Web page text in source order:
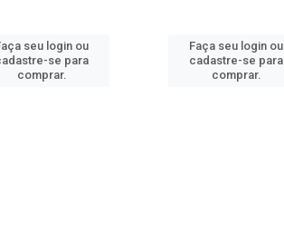
seu login ou
se para
comprar.
Faça seu login ou
cadastre-se para
comprar.